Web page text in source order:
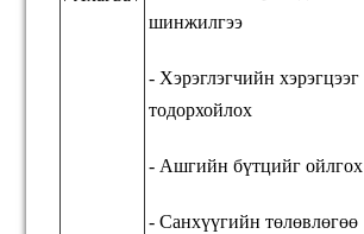
шинжилгээ
- Хэрэглэгчийн хэрэгцээг
тодорхойлох
- Ашгийн бүтцийг ойлгох
- Санхүүгийн төлөвлөгөө